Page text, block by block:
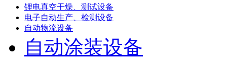
锂电真空干燥、测试设备
电子自动生产、检测设备
自动物流设备
自动涂装设备